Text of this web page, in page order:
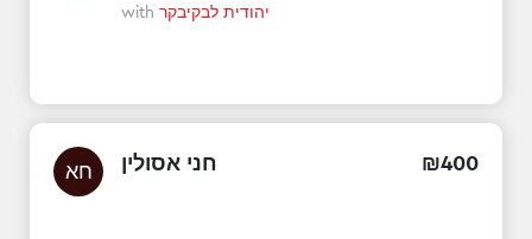
with יהודית לבקיבקר
חא חני אסולין ₪400